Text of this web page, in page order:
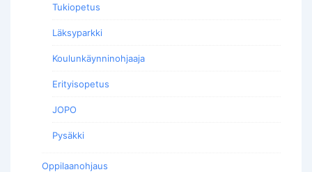
Tukiopetus
Läksyparkki
Koulunkäynninohjaaja
Erityisopetus
JOPO
Pysäkki
Oppilaanohjaus